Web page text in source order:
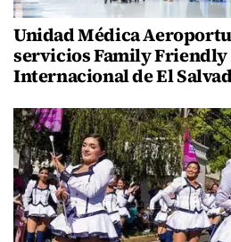
Unidad Médica
servicios Family
Internacional de El